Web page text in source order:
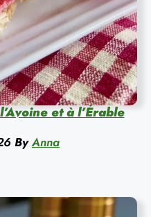
et à l’Érable
By Anna